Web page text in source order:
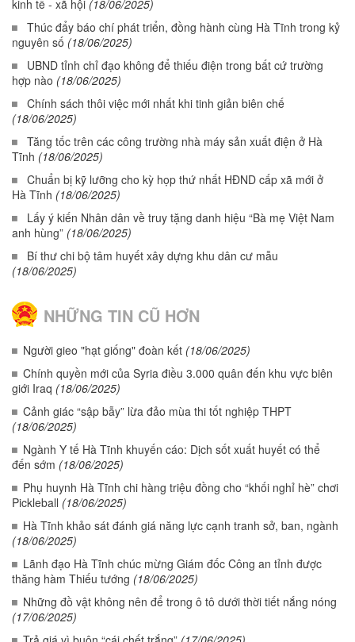
kinh tế - xã hội (18/06/2025)
Thúc đẩy báo chí phát triển, đồng hành cùng Hà Tĩnh trong kỷ
nguyên số (18/06/2025)
UBND tỉnh chỉ đạo không để thiếu điện trong bất cứ trường
hợp nào (18/06/2025)
Chính sách thôi việc mới nhất khi tinh giản biên chế
(18/06/2025)
Tăng tốc trên các công trường nhà máy sản xuất điện ở Hà
Tĩnh (18/06/2025)
Chuẩn bị kỹ lưỡng cho kỳ họp thứ nhất HĐND cấp xã mới ở
Hà Tĩnh (18/06/2025)
Lấy ý kiến Nhân dân về truy tặng danh hiệu “Bà mẹ Việt Nam
anh hùng” (18/06/2025)
Bí thư chi bộ tâm huyết xây dựng khu dân cư mẫu
(18/06/2025)
NHỮNG TIN CŨ HƠN
Người gieo "hạt giống" đoàn kết (18/06/2025)
Chính quyền mới của Syria điều 3.000 quân đến khu vực biên
giới Iraq (18/06/2025)
Cảnh giác “sập bẫy” lừa đảo mùa thi tốt nghiệp THPT
(18/06/2025)
Ngành Y tế Hà Tĩnh khuyến cáo: Dịch sốt xuất huyết có thể
đến sớm (18/06/2025)
Phụ huynh Hà Tĩnh chi hàng triệu đồng cho “khối nghỉ hè” chơi
Pickleball (18/06/2025)
Hà Tĩnh khảo sát đánh giá năng lực cạnh tranh sở, ban, ngành
(18/06/2025)
Lãnh đạo Hà Tĩnh chúc mừng Giám đốc Công an tỉnh được
thăng hàm Thiếu tướng (18/06/2025)
Những đồ vật không nên để trong ô tô dưới thời tiết nắng nóng
(17/06/2025)